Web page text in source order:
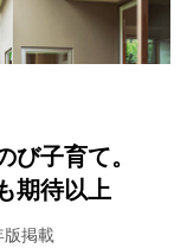
び子育て。
期待以上
版掲載